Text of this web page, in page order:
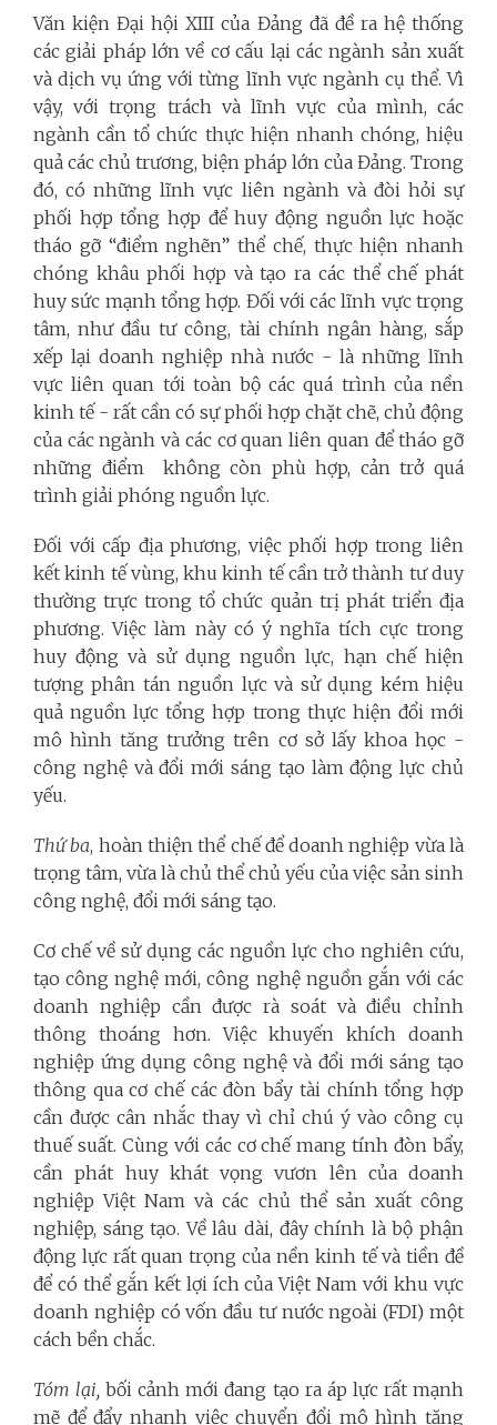
Văn kiện Đại hội XIII của Đảng đã đề ra hệ thống
các giải pháp lớn về cơ cấu lại các ngành sản xuất
và dịch vụ ứng với từng lĩnh vực ngành cụ thể. Vì
vậy, với trọng trách và lĩnh vực của mình, các
ngành cần tổ chức thực hiện nhanh chóng, hiệu
quả các chủ trương, biện pháp lớn của Đảng. Trong
đó, có những lĩnh vực liên ngành và đòi hỏi sự
phối hợp tổng hợp để huy động nguồn lực hoặc
tháo gỡ “điểm nghẽn” thể chế, thực hiện nhanh
chóng khâu phối hợp và tạo ra các thể chế phát
huy sức mạnh tổng hợp. Đối với các lĩnh vực trọng
tâm, như đầu tư công, tài chính ngân hàng, sắp
xếp lại doanh nghiệp nhà nước - là những lĩnh
vực liên quan tới toàn bộ các quá trình của nền
kinh tế - rất cần có sự phối hợp chặt chẽ, chủ động
của các ngành và các cơ quan liên quan để tháo gỡ
những điểm không còn phù hợp, cản trở quá
trình giải phóng nguồn lực.
Đối với cấp địa phương, việc phối hợp trong liên
kết kinh tế vùng, khu kinh tế cần trở thành tư duy
thường trực trong tổ chức quản trị phát triển địa
phương. Việc làm này có ý nghĩa tích cực trong
huy động và sử dụng nguồn lực, hạn chế hiện
tượng phân tán nguồn lực và sử dụng kém hiệu
quả nguồn lực tổng hợp trong thực hiện đổi mới
mô hình tăng trưởng trên cơ sở lấy khoa học -
công nghệ và đổi mới sáng tạo làm động lực chủ
yếu.
Thứ ba, hoàn thiện thể chế để doanh nghiệp vừa là
trọng tâm, vừa là chủ thể chủ yếu của việc sản sinh
công nghệ, đổi mới sáng tạo.
Cơ chế về sử dụng các nguồn lực cho nghiên cứu,
tạo công nghệ mới, công nghệ nguồn gắn với các
doanh nghiệp cần được rà soát và điều chỉnh
thông thoáng hơn. Việc khuyến khích doanh
nghiệp ứng dụng công nghệ và đổi mới sáng tạo
thông qua cơ chế các đòn bẩy tài chính tổng hợp
cần được cân nhắc thay vì chỉ chú ý vào công cụ
thuế suất. Cùng với các cơ chế mang tính đòn bẩy,
cần phát huy khát vọng vươn lên của doanh
nghiệp Việt Nam và các chủ thể sản xuất công
nghiệp, sáng tạo. Về lâu dài, đây chính là bộ phận
động lực rất quan trọng của nền kinh tế và tiền đề
để có thể gắn kết lợi ích của Việt Nam với khu vực
doanh nghiệp có vốn đầu tư nước ngoài (FDI) một
cách bền chắc.
Tóm lại, bối cảnh mới đang tạo ra áp lực rất mạnh
mẽ để đẩy nhanh việc chuyển đổi mô hình tăng